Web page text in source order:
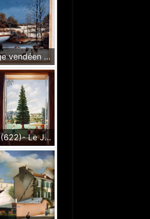
(617)- Paysage vendéen sous la neige-La petite Passerelle-1986-hsb 27x35 cm.
(622)- Le Joueur de golf sur le practisce de la Domangère-1987-hsb 35x27 cm.